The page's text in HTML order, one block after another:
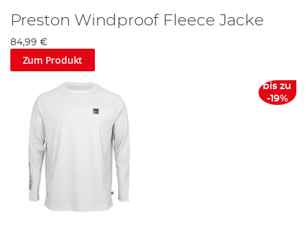
Preston Windproof Fleece Jacke
84,99 €
Zum Produkt
bis zu
-19%